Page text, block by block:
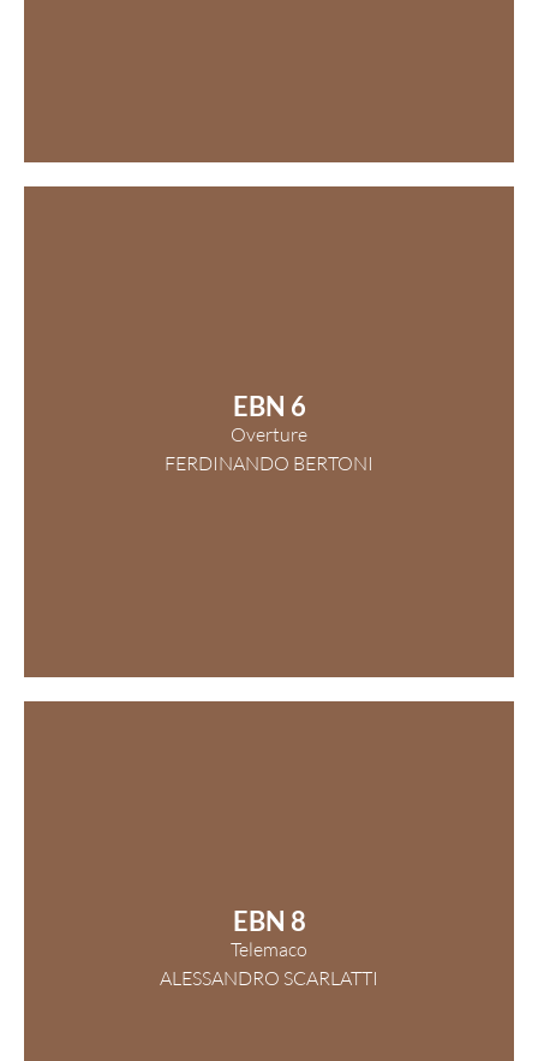
EBN 6
Overture
FERDINANDO BERTONI
EBN 8
Telemaco
ALESSANDRO SCARLATTI